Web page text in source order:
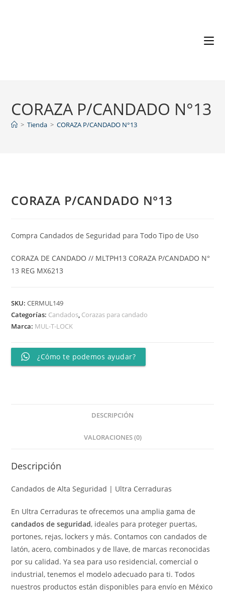
CORAZA P/CANDADO N°13
> Tienda > CORAZA P/CANDADO N°13
CORAZA P/CANDADO N°13
Compra Candados de Seguridad para Todo Tipo de Uso
CORAZA DE CANDADO // MLTPH13 CORAZA P/CANDADO N°
13 REG MX6213
SKU:CERMUL149
Categorías: Candados, Corazas para candado
Marca: MUL-T-LOCK
¿Cómo te podemos ayudar?
DESCRIPCIÓN
VALORACIONES (0)
Descripción
Candados de Alta Seguridad | Ultra Cerraduras
En Ultra Cerraduras te ofrecemos una amplia gama de
candados de seguridad, ideales para proteger puertas,
portones, rejas, lockers y más. Contamos con candados de
latón, acero, combinados y de llave, de marcas reconocidas
por su calidad. Ya sea para uso residencial, comercial o
industrial, tenemos el modelo adecuado para ti. Todos
nuestros productos están disponibles para envío en México